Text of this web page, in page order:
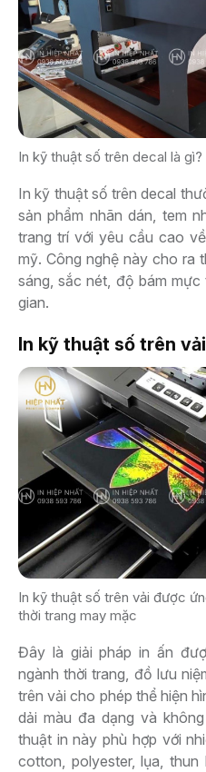
In kỹ thuật số trên decal là gì?
In kỹ thuật số trên decal
sản phẩm nhãn dán, tem
trang trí với yêu cầu cao
mỹ. Công nghệ này cho ra
sáng, sắc nét, độ bám
gian.
In kỹ thuật số trên vải
In kỹ thuật số trên vải được
thời trang may mặc
Đây là giải pháp in ấn
ngành thời trang, đồ lưu
trên vải cho phép thể hiện
dải màu đa dạng và
thuật in này phù hợp với
cotton, polyester, lụa,